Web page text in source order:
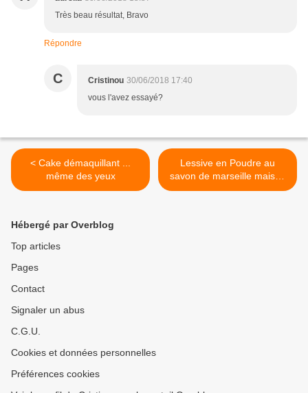
Très beau résultat, Bravo
Répondre
C Cristinou 30/06/2018 17:40
vous l'avez essayé?
< Cake démaquillant ...
même des yeux
Lessive en Poudre au
savon de marseille maison
>
Hébergé par Overblog
Top articles
Pages
Contact
Signaler un abus
C.G.U.
Cookies et données personnelles
Préférences cookies